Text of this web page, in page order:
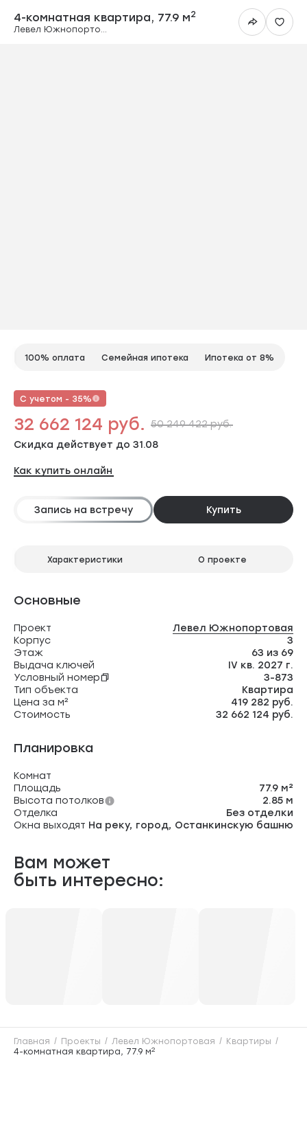
4-комнатная
4-комнатная квартира, 77.9 м2
100% оплата Семейная ипотека Ипотека от 8%
С учетом - 35%
32 662 124 руб. 50 249 422 руб.
Скидка действует до 31.08
Как купить онлайн
Запись на встречу Купить
Характеристики О проекте
Основные
Проект
Левел Южнопортовая
Корпус
3
Этаж
63 из 69
Выдача ключей
IV кв. 2027 г.
Условный номер
3-873
Тип объекта
Квартира
Цена за м²
419 282 руб.
Стоимость
32 662 124 руб.
Планировка
Комнат
Площадь
77.9 м²
Высота потолков
2.85 м
Отделка
Без отделки
Окна выходят На реку, город, Останкинскую башню
Вам может
быть интересно:
Главная Проекты Левел Южнопортовая
Квартиры
4-комнатная квартира, 77.9 м2